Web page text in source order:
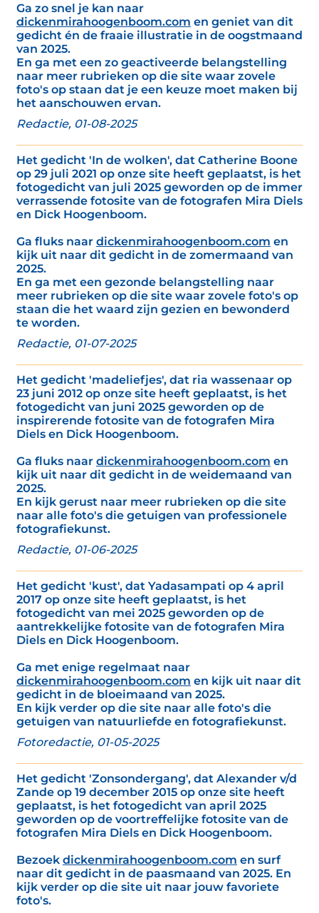
Ga zo snel je kan naar
dickenmirahoogenboom.com en geniet van dit
gedicht én de fraaie illustratie in de oogstmaand
van 2025.
En ga met een zo geactiveerde belangstelling
naar meer rubrieken op die site waar zovele
foto's op staan dat je een keuze moet maken bij
het aanschouwen ervan.
Redactie, 01-08-2025
Het gedicht 'In de wolken', dat Catherine Boone
op 29 juli 2021 op onze site heeft geplaatst, is het
fotogedicht van juli 2025 geworden op de immer
verrassende fotosite van de fotografen Mira Diels
en Dick Hoogenboom.
Ga fluks naar dickenmirahoogenboom.com en
kijk uit naar dit gedicht in de zomermaand van
2025.
En ga met een gezonde belangstelling naar
meer rubrieken op die site waar zovele foto's op
staan die het waard zijn gezien en bewonderd
te worden.
Redactie, 01-07-2025
Het gedicht 'madeliefjes', dat ria wassenaar op
23 juni 2012 op onze site heeft geplaatst, is het
fotogedicht van juni 2025 geworden op de
inspirerende fotosite van de fotografen Mira
Diels en Dick Hoogenboom.
Ga fluks naar dickenmirahoogenboom.com en
kijk uit naar dit gedicht in de weidemaand van
2025.
En kijk gerust naar meer rubrieken op die site
naar alle foto's die getuigen van professionele
fotografiekunst.
Redactie, 01-06-2025
Het gedicht 'kust', dat Yadasampati op 4 april
2017 op onze site heeft geplaatst, is het
fotogedicht van mei 2025 geworden op de
aantrekkelijke fotosite van de fotografen Mira
Diels en Dick Hoogenboom.
Ga met enige regelmaat naar
dickenmirahoogenboom.com en kijk uit naar dit
gedicht in de bloeimaand van 2025.
En kijk verder op die site naar alle foto's die
getuigen van natuurliefde en fotografiekunst.
Fotoredactie, 01-05-2025
Het gedicht 'Zonsondergang', dat Alexander v/d
Zande op 19 december 2015 op onze site heeft
geplaatst, is het fotogedicht van april 2025
geworden op de voortreffelijke fotosite van de
fotografen Mira Diels en Dick Hoogenboom.
Bezoek dickenmirahoogenboom.com en surf
naar dit gedicht in de paasmaand van 2025. En
kijk verder op die site uit naar jouw favoriete
foto's.